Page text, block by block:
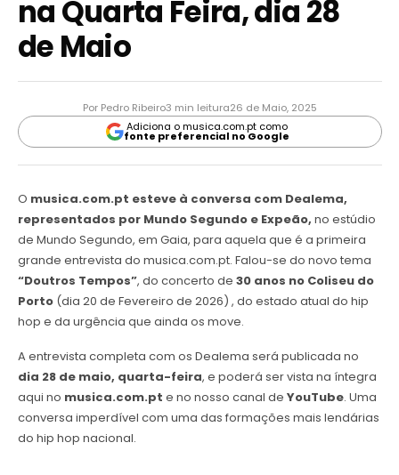
na Quarta Feira, dia 28
de Maio
Por Pedro Ribeiro3 min leitura26 de Maio, 2025
Adiciona o musica.com.pt como
fonte preferencial no Google
O musica.com.pt esteve à conversa com Dealema,
representados por Mundo Segundo e Expeão, no estúdio
de Mundo Segundo, em Gaia, para aquela que é a primeira
grande entrevista do musica.com.pt. Falou-se do novo tema
“Doutros Tempos”, do concerto de 30 anos no Coliseu do
Porto (dia 20 de Fevereiro de 2026) , do estado atual do hip
hop e da urgência que ainda os move.
A entrevista completa com os Dealema será publicada no
dia 28 de maio, quarta-feira, e poderá ser vista na íntegra
aqui no musica.com.pt e no nosso canal de YouTube. Uma
conversa imperdível com uma das formações mais lendárias
do hip hop nacional.